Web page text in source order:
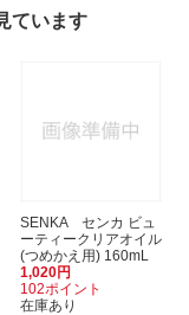
ています
SENKA センカ ビュ
ーティークリアオイル
(つめかえ用) 160mL
1,020円
102ポイント
在庫あり